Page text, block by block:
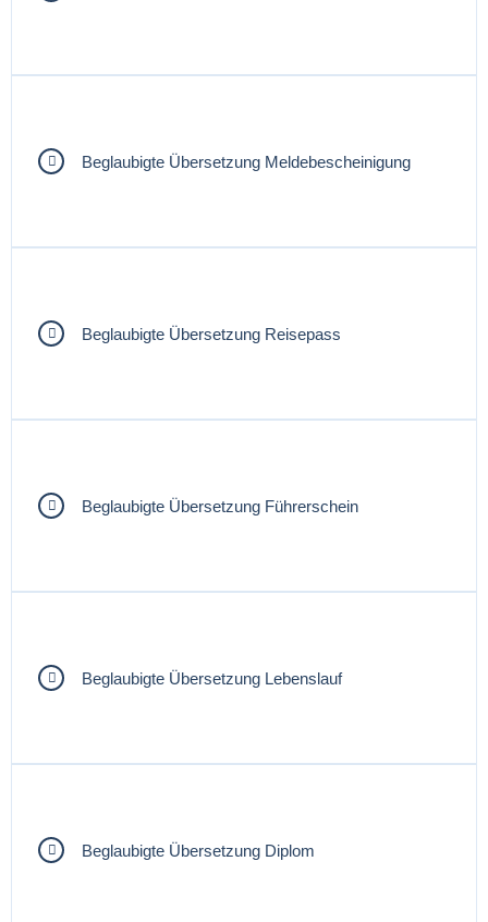
Beglaubigte Übersetzung Meldebescheinigung
Beglaubigte Übersetzung Reisepass
Beglaubigte Übersetzung Führerschein
Beglaubigte Übersetzung Lebenslauf
Beglaubigte Übersetzung Diplom